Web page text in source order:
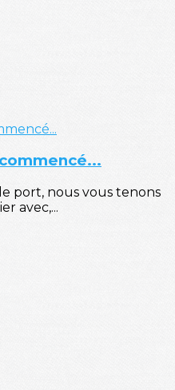
port, nous vous tenons
avec,...